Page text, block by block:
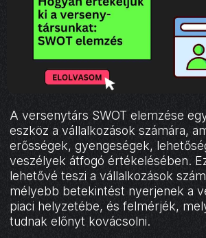
A versenytárs SWOT elemzése
eszköz a vállalkozások számára,
erősségek, gyengeségek,
veszélyek átfogó értékelésében.
lehetővé teszi a vállalkozások
mélyebb betekintést nyerjenek a
piaci helyzetébe, és felmérjék,
tudnak előnyt kovácsolni.